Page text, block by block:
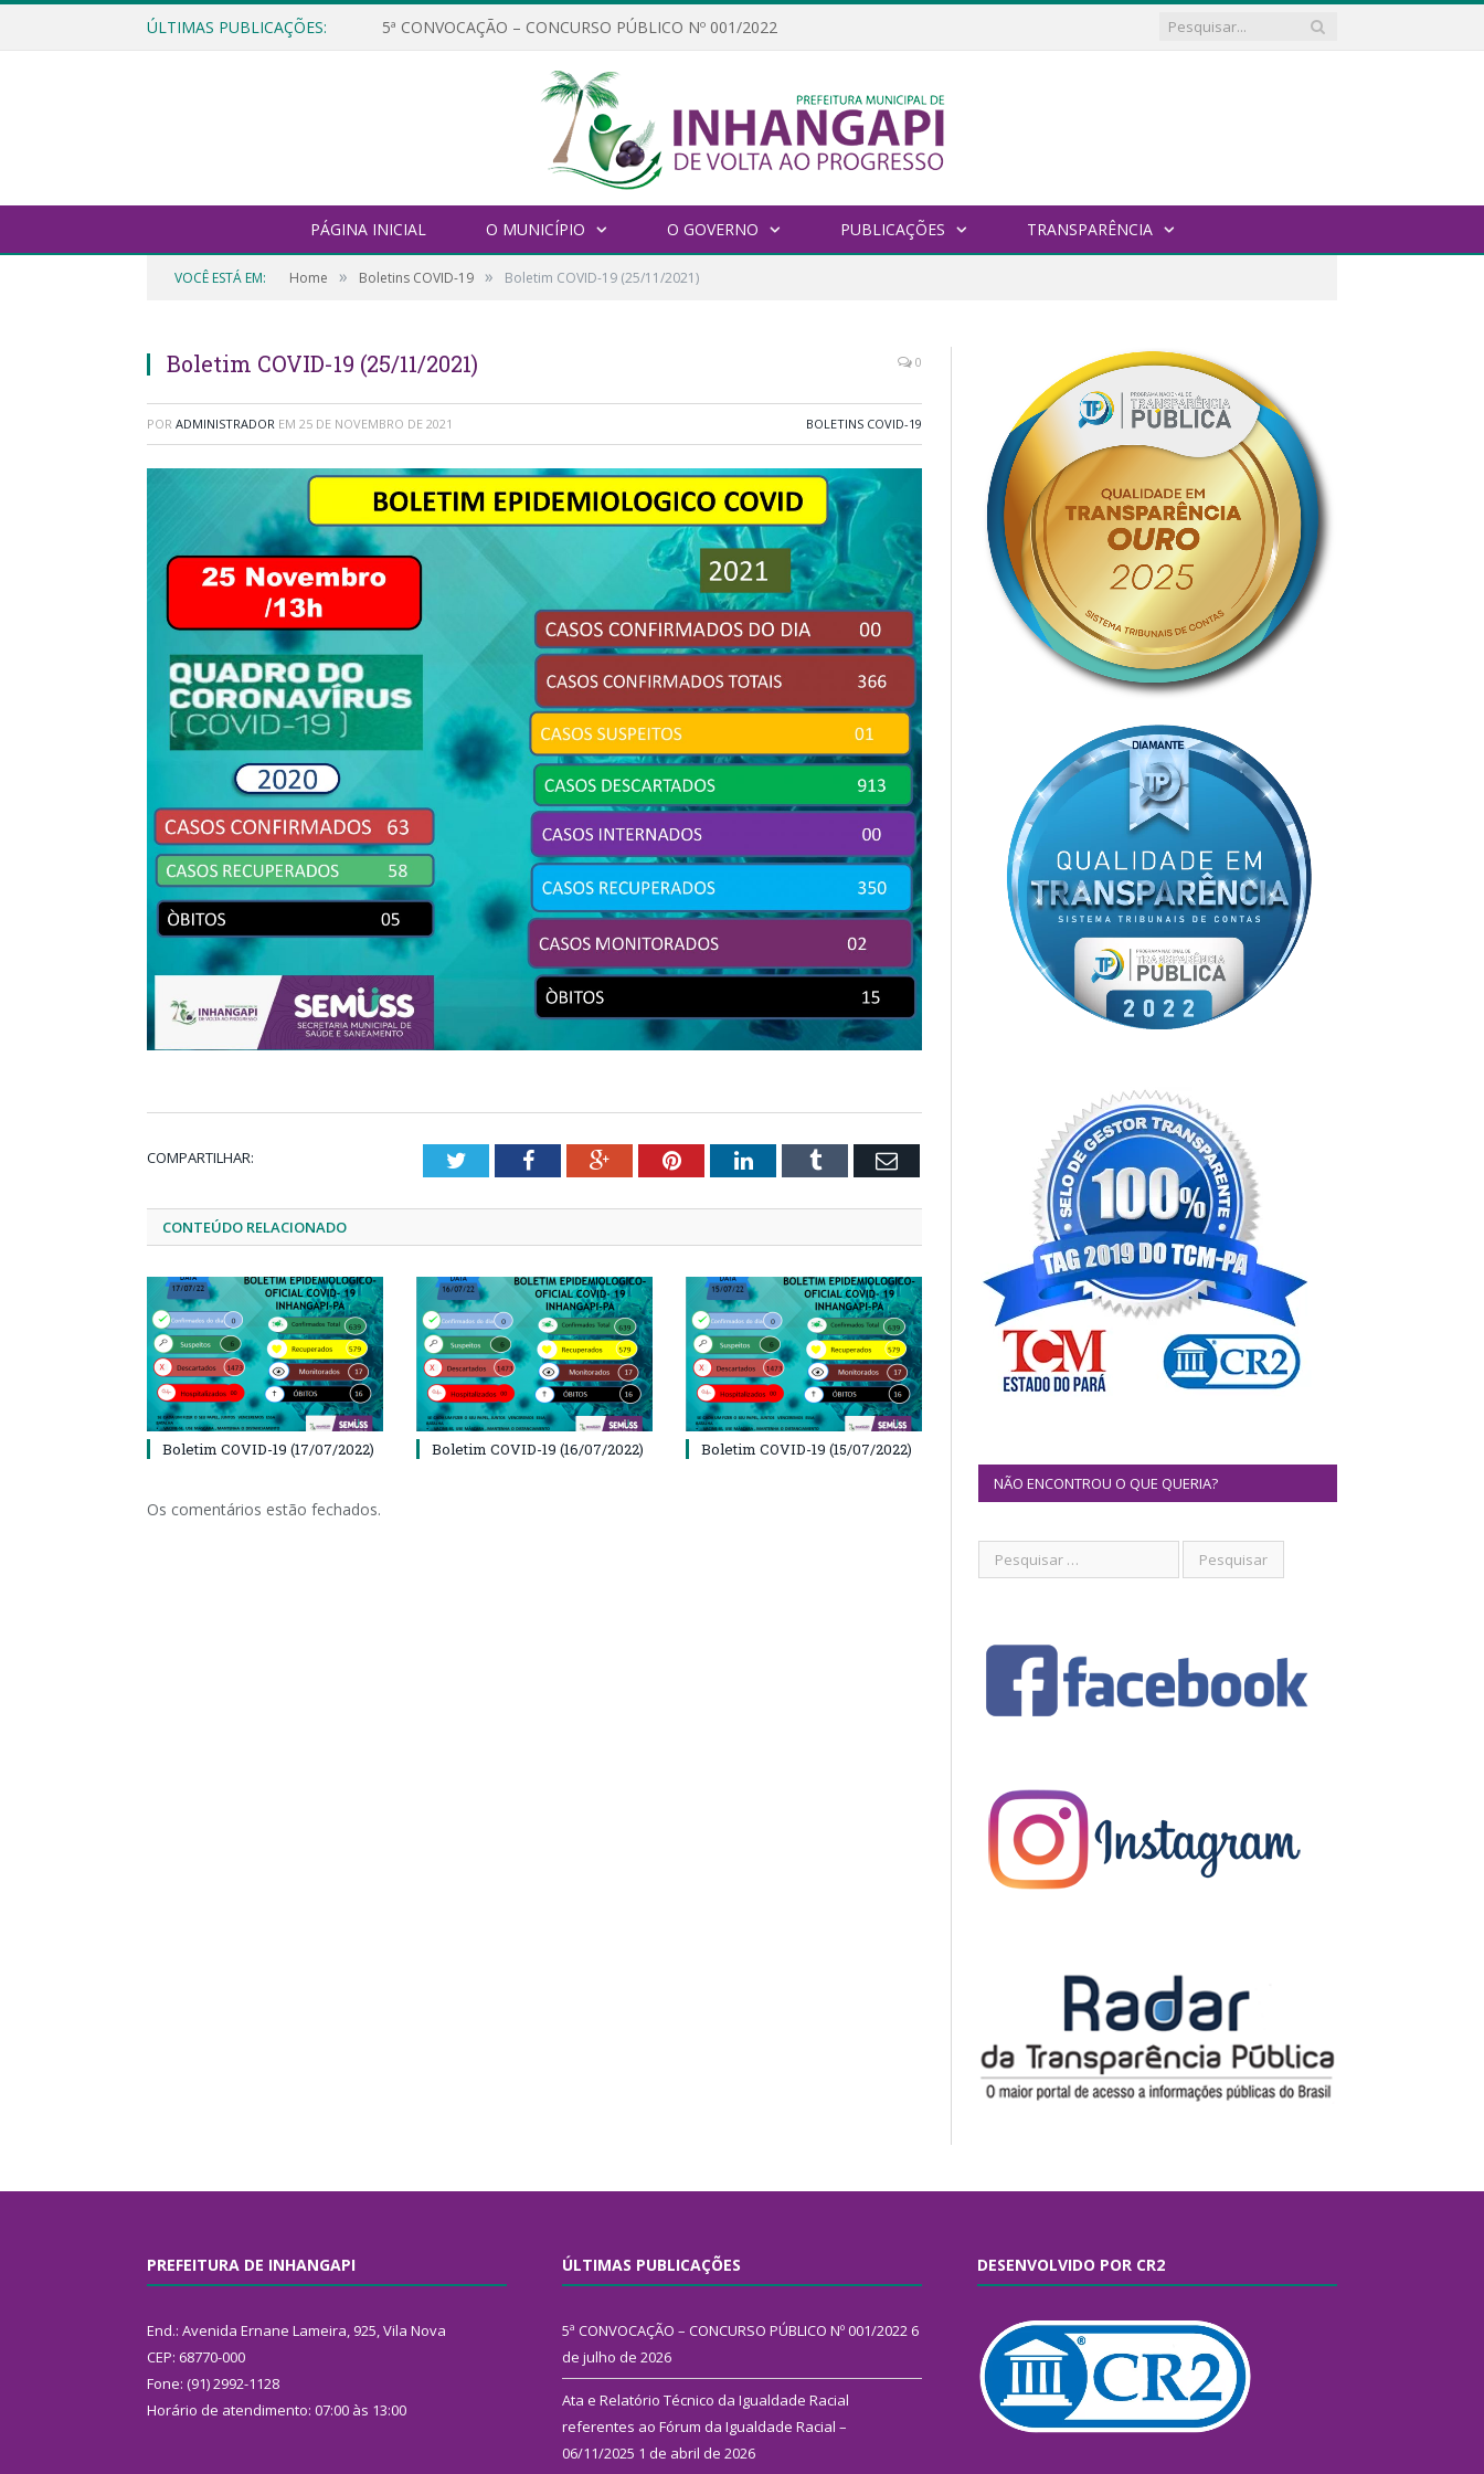
ÚLTIMAS PUBLICAÇÕES: 5ª CONVOCAÇÃO – CONCURSO PÚBLICO Nº 001/2022
PÁGINA INICIAL O MUNICÍPIO O GOVERNO PUBLICAÇÕES TRANSPARÊNCIA
VOCÊ ESTÁ EM: Home » Boletins COVID-19 » Boletim COVID-19 (25/11/2021)
Boletim COVID-19 (25/11/2021) 0
POR ADMINISTRADOR EM 25 DE NOVEMBRO DE 2021 BOLETINS COVID-19
COMPARTILHAR: TwitterFacebookGoogle+PinterestLinkedInTumblr Email
CONTEÚDO RELACIONADO
Boletim COVID-19 (17/07/2022) Boletim COVID-19 (16/07/2022) Boletim COVID-19 (15/07/2022)
Os comentários estão fechados.
NÃO ENCONTROU O QUE QUERIA?
PREFEITURA DE INHANGAPI
End.: Avenida Ernane Lameira, 925, Vila Nova
CEP: 68770-000
Fone: (91) 2992-1128
Horário de atendimento: 07:00 às 13:00
ÚLTIMAS PUBLICAÇÕES
5ª CONVOCAÇÃO – CONCURSO PÚBLICO Nº 001/2022 6
de julho de 2026
Ata e Relatório Técnico da Igualdade Racial
referentes ao Fórum da Igualdade Racial –
06/11/2025 1 de abril de 2026
DESENVOLVIDO POR CR2